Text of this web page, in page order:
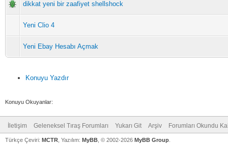
dikkat yeni bir zaafiyet shellshock
Yeni Clio 4
Yeni Ebay Hesabı Açmak
Konuyu Yazdır
Konuyu Okuyanlar:
İletişim Geleneksel Tıraş Forumları Yukarı Git Arşiv Forumları Okundu
Türkçe Çeviri: MCTR , Yazılım: MyBB , © 2002-2026 MyBB Group